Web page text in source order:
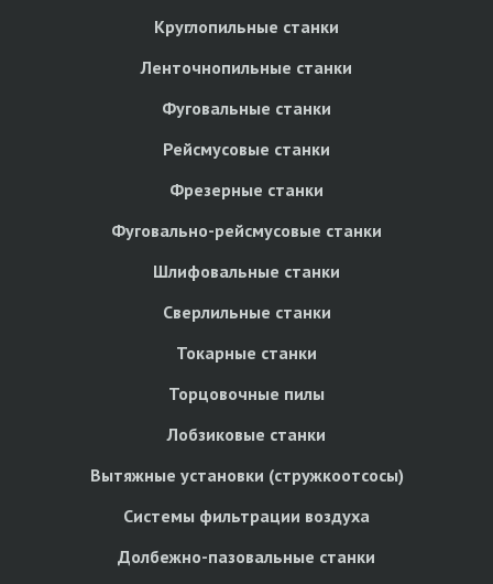
Круглопильные станки
Ленточнопильные станки
Фуговальные станки
Рейсмусовые станки
Фрезерные станки
Фуговально-рейсмусовые станки
Шлифовальные станки
Сверлильные станки
Токарные станки
Торцовочные пилы
Лобзиковые станки
Вытяжные установки (стружкоотсосы)
Системы фильтрации воздуха
Долбежно-пазовальные станки